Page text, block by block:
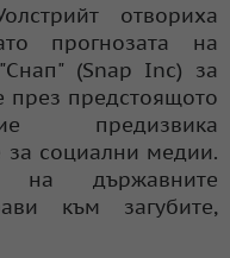
отвориха
прогнозата на
(Snap Inc) за
през предстоящото
предизвика
социални медии.
на държавните
към загубите,